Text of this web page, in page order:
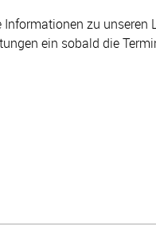
Informationen zu unseren
ein sobald die